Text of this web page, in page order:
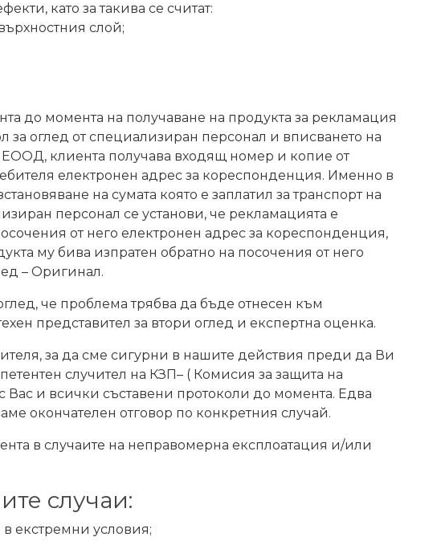
като за такива се считат:
слой;
до момента на получаване на продукта за рекламация
оглед от специализиран персонал и вписването на
клиента получава входящ номер и копие от
електронен адрес за кореспонденция. Именно в
на сумата която е заплатил за транспорт на
персонал се установи, че рекламацията е
от него електронен адрес за кореспонденция,
му бива изпратен обратно на посочения от него
– Оригинал.
че проблема трябва да бъде отнесен към
представител за втори оглед и експертна оценка.
за да сме сигурни в нашите действия преди да Ви
случител на КЗП– ( Комисия за защита на
Вас и всички съставени протоколи до момента. Едва
окончателен отговор по конкретния случай.
в случаите на неправомерна експлоатация и/или
случаи:
екстремни условия;